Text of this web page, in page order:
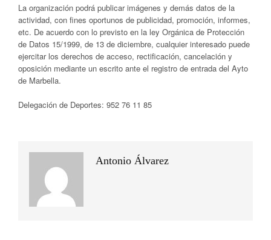
La organización podrá publicar imágenes y demás datos de la
actividad, con fines oportunos de publicidad, promoción, informes,
etc. De acuerdo con lo previsto en la ley Orgánica de Protección
de Datos 15/1999, de 13 de diciembre, cualquier interesado puede
ejercitar los derechos de acceso, rectificación, cancelación y
oposición mediante un escrito ante el registro de entrada del Ayto
de Marbella.
Delegación de Deportes: 952 76 11 85
Antonio Álvarez